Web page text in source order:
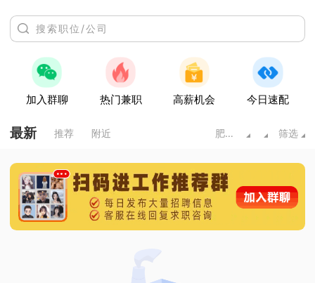
加入群聊 热门兼职 高薪机会 今日速配
最新 推荐 附近 肥城市 筛选